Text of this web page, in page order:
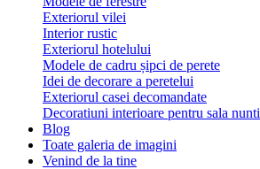
Exteriorul vilei
Interior rustic
Exteriorul hotelului
Modele de cadru șipci de perete
Idei de decorare a peretelui
Exteriorul casei decomandate
Decoratiuni interioare pentru sala nunti
Blog
Toate galeria de imagini
Venind de la tine